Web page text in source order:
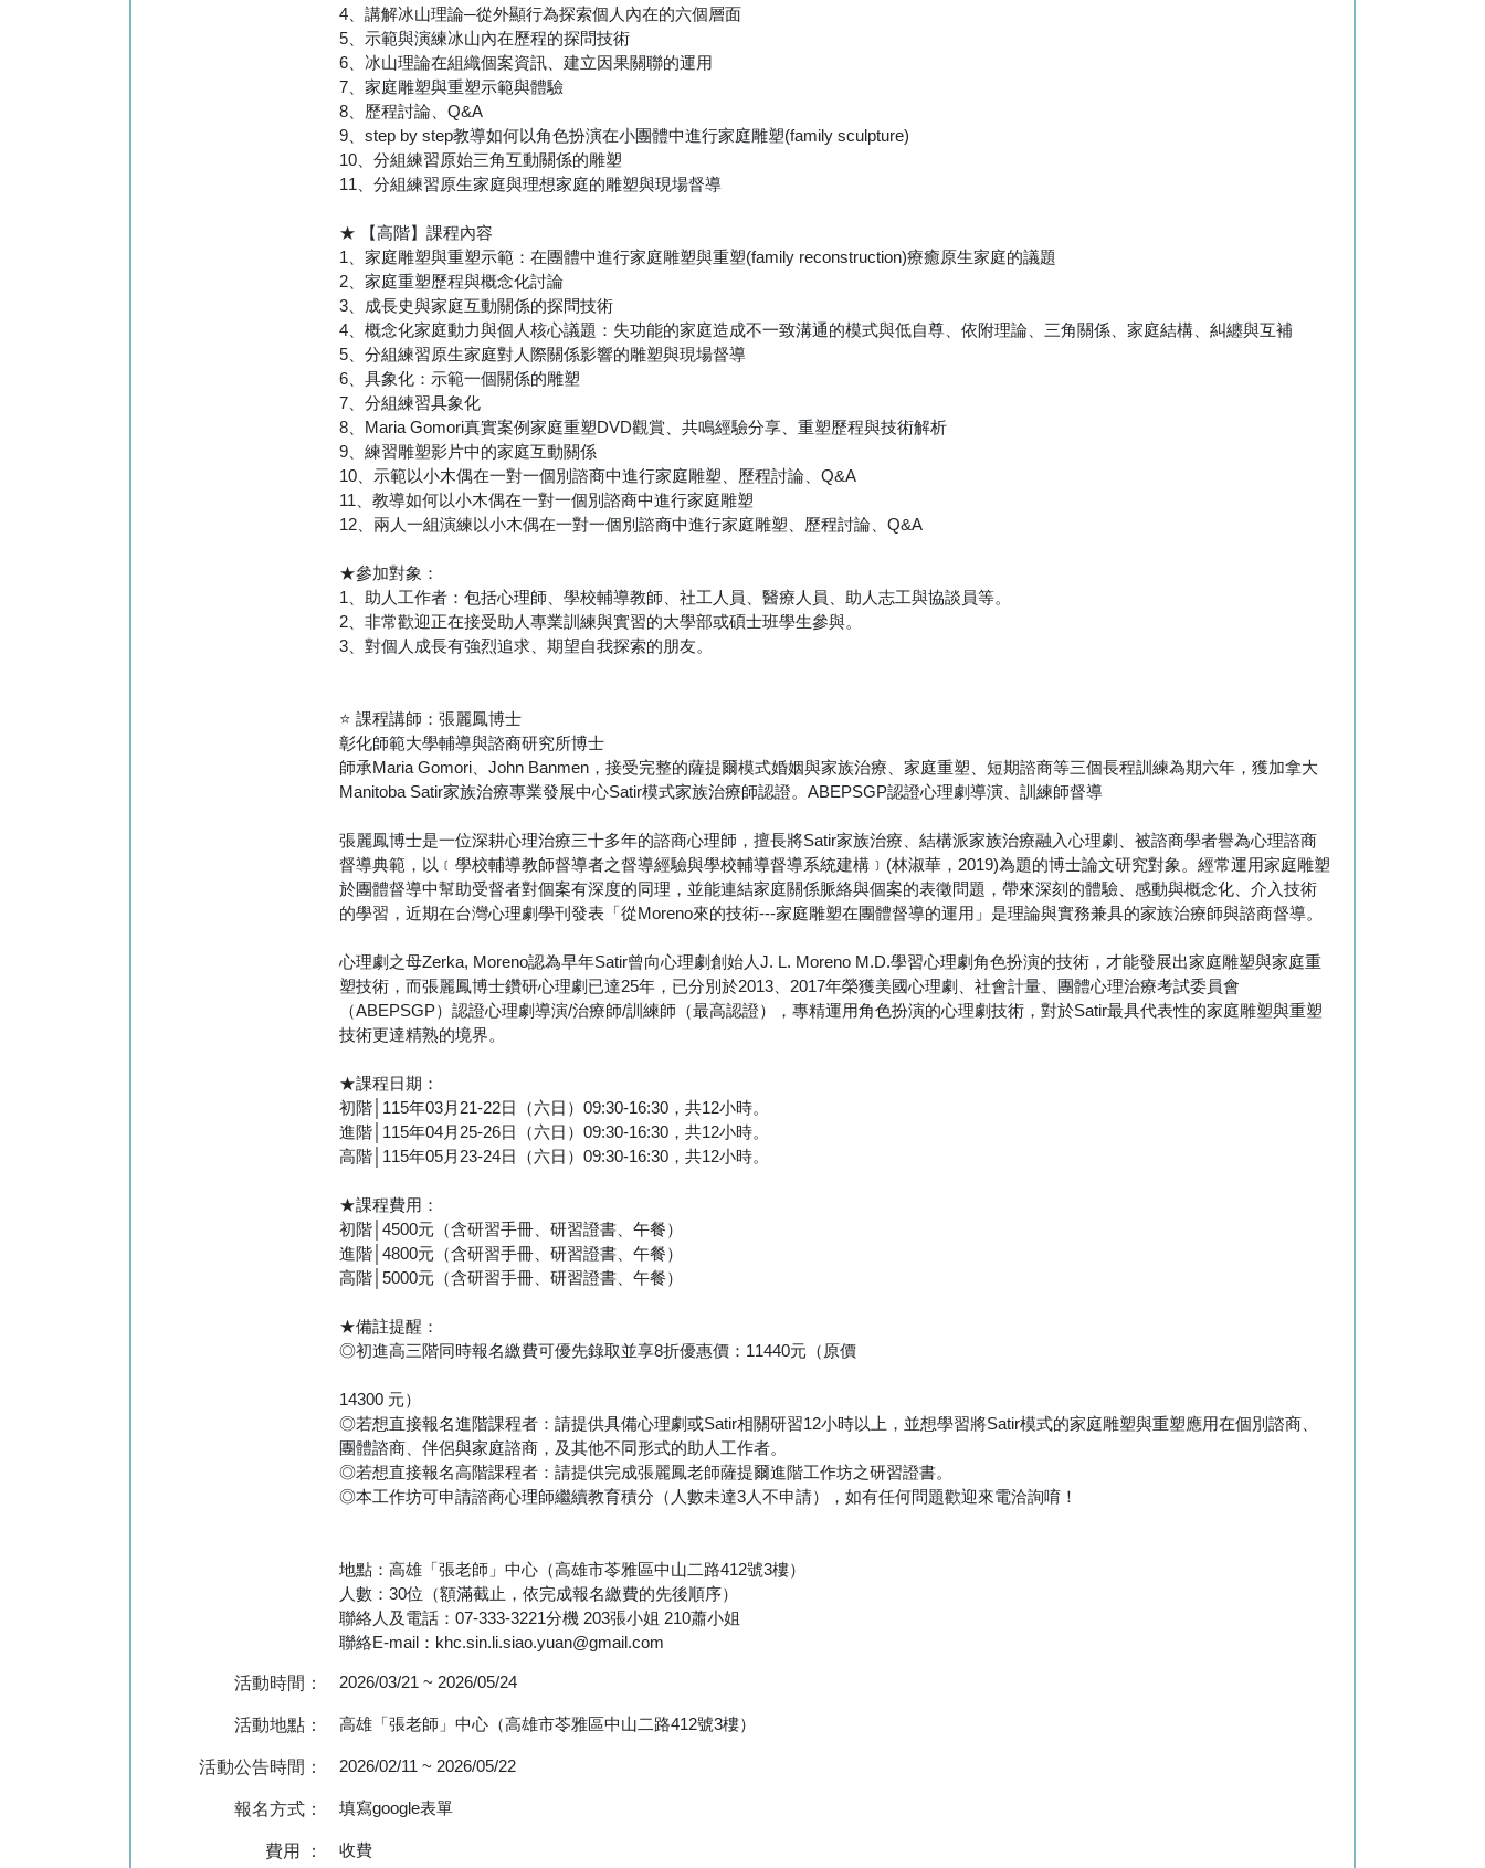
4、講解冰山理論─從外顯行為探索個人內在的六個層面
5、示範與演練冰山內在歷程的探問技術
6、冰山理論在組織個案資訊、建立因果關聯的運用
7、家庭雕塑與重塑示範與體驗
8、歷程討論、Q&A
9、step by step教導如何以角色扮演在小團體中進行家庭雕塑(family sculpture)
10、分組練習原始三角互動關係的雕塑
11、分組練習原生家庭與理想家庭的雕塑與現場督導
★ 【高階】課程內容
1、家庭雕塑與重塑示範：在團體中進行家庭雕塑與重塑(family reconstruction)療癒原生家庭的議題
2、家庭重塑歷程與概念化討論
3、成長史與家庭互動關係的探問技術
4、概念化家庭動力與個人核心議題：失功能的家庭造成不一致溝通的模式與低自尊、依附理論、三角關係、家庭結構、糾纏與互補
5、分組練習原生家庭對人際關係影響的雕塑與現場督導
6、具象化：示範一個關係的雕塑
7、分組練習具象化
8、Maria Gomori真實案例家庭重塑DVD觀賞、共鳴經驗分享、重塑歷程與技術解析
9、練習雕塑影片中的家庭互動關係
10、示範以小木偶在一對一個別諮商中進行家庭雕塑、歷程討論、Q&A
11、教導如何以小木偶在一對一個別諮商中進行家庭雕塑
12、兩人一組演練以小木偶在一對一個別諮商中進行家庭雕塑、歷程討論、Q&A
★參加對象：
1、助人工作者：包括心理師、學校輔導教師、社工人員、醫療人員、助人志工與協談員等。
2、非常歡迎正在接受助人專業訓練與實習的大學部或碩士班學生參與。
3、對個人成長有強烈追求、期望自我探索的朋友。
⭐ 課程講師：張麗鳳博士
彰化師範大學輔導與諮商研究所博士
師承Maria Gomori、John Banmen，接受完整的薩提爾模式婚姻與家族治療、家庭重塑、短期諮商等三個長程訓練為期六年，獲加拿大
Manitoba Satir家族治療專業發展中心Satir模式家族治療師認證。ABEPSGP認證心理劇導演、訓練師督導
張麗鳳博士是一位深耕心理治療三十多年的諮商心理師，擅長將Satir家族治療、結構派家族治療融入心理劇、被諮商學者譽為心理諮商
督導典範，以﹝學校輔導教師督導者之督導經驗與學校輔導督導系統建構﹞(林淑華，2019)為題的博士論文研究對象。經常運用家庭雕塑
於團體督導中幫助受督者對個案有深度的同理，並能連結家庭關係脈絡與個案的表徵問題，帶來深刻的體驗、感動與概念化、介入技術
的學習，近期在台灣心理劇學刊發表「從Moreno來的技術---家庭雕塑在團體督導的運用」是理論與實務兼具的家族治療師與諮商督導。
心理劇之母Zerka, Moreno認為早年Satir曾向心理劇創始人J. L. Moreno M.D.學習心理劇角色扮演的技術，才能發展出家庭雕塑與家庭重
塑技術，而張麗鳳博士鑽研心理劇已達25年，已分別於2013、2017年榮獲美國心理劇、社會計量、團體心理治療考試委員會
（ABEPSGP）認證心理劇導演/治療師/訓練師（最高認證），專精運用角色扮演的心理劇技術，對於Satir最具代表性的家庭雕塑與重塑
技術更達精熟的境界。
★課程日期：
初階│115年03月21-22日（六日）09:30-16:30，共12小時。
進階│115年04月25-26日（六日）09:30-16:30，共12小時。
高階│115年05月23-24日（六日）09:30-16:30，共12小時。
★課程費用：
初階│4500元（含研習手冊、研習證書、午餐）
進階│4800元（含研習手冊、研習證書、午餐）
高階│5000元（含研習手冊、研習證書、午餐）
★備註提醒：
◎初進高三階同時報名繳費可優先錄取並享8折優惠價：11440元（原價
14300 元）
◎若想直接報名進階課程者：請提供具備心理劇或Satir相關研習12小時以上，並想學習將Satir模式的家庭雕塑與重塑應用在個別諮商、
團體諮商、伴侶與家庭諮商，及其他不同形式的助人工作者。
◎若想直接報名高階課程者：請提供完成張麗鳳老師薩提爾進階工作坊之研習證書。
◎本工作坊可申請諮商心理師繼續教育積分（人數未達3人不申請），如有任何問題歡迎來電洽詢唷！
地點：高雄「張老師」中心（高雄市苓雅區中山二路412號3樓）
人數：30位（額滿截止，依完成報名繳費的先後順序）
聯絡人及電話：07-333-3221分機 203張小姐 210蕭小姐
聯絡E-mail：khc.sin.li.siao.yuan@gmail.com
活動時間： 2026/03/21 ~ 2026/05/24
活動地點： 高雄「張老師」中心（高雄市苓雅區中山二路412號3樓）
活動公告時間： 2026/02/11 ~ 2026/05/22
報名方式： 填寫google表單
費用 ： 收費